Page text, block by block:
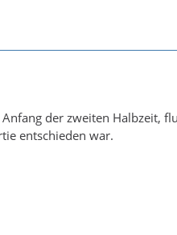
der zweiten Halbzeit,
entschieden war.